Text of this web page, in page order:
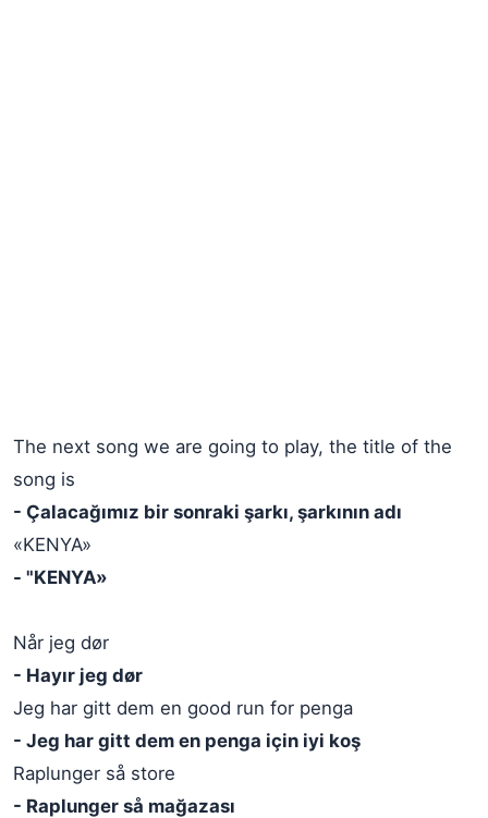
The next song we are going to play, the title of the
song is
- Çalacağımız bir sonraki şarkı, şarkının adı
«KENYA»
- "KENYA»
Når jeg dør
- Hayır jeg dør
Jeg har gitt dem en good run for penga
- Jeg har gitt dem en penga için iyi koş
Raplunger så store
- Raplunger så mağazası